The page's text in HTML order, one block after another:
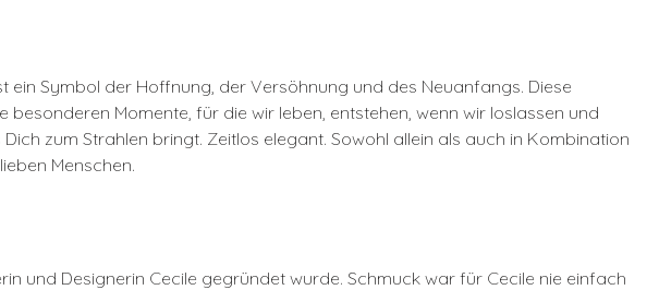
ein Symbol der Hoffnung, der Versöhnung und des Neuanfangs. Diese
Momente, für die wir leben, entstehen, wenn wir loslassen und
zum Strahlen bringt. Zeitlos elegant. Sowohl allein als auch in Kombination
Menschen.
und Designerin Cecile gegründet wurde. Schmuck war für Cecile nie einfach